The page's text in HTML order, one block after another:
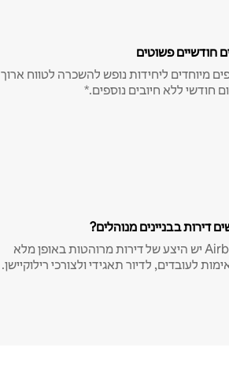
חודשיים פשוטים
מיוחדים ליחידות נופש להשכרה לטווח ארוך
חודשי ללא חיובים נוספים.*
דירות בבניינים מנוהלים?
ב-Airbnb יש היצע של דירות מרוהטות באופן מלא
לעובדים, לדיור תאגידי ולצורכי רילוקיישן.